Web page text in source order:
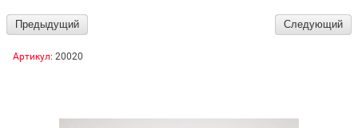
Предыдущий Следующий
Артикул: 20020